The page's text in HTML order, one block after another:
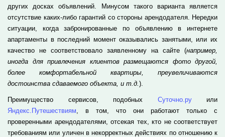
других досках объявлений. Минусом такого варианта является
отсутствие каких-либо гарантий со стороны арендодателя. Нередки
ситуации, когда забронированные по объявлению в интернете
апартаменты в последний момент оказывались занятыми, или их
качество не соответствовало заявленному на сайте (например,
иногда для привлечения клиентов размещаются фото другой,
более комфортабельной квартиры, преувеличиваются
достоинства сдаваемого объекта, и т.д.).
Преимущество сервисов, подобных Суточно.руили
Яндекс.Путешествиям, в том, что они работают только с
проверенными арендодателями, отсекая тех, кто не соответствует
требованиям или уличен в некорректных действиях по отношению к